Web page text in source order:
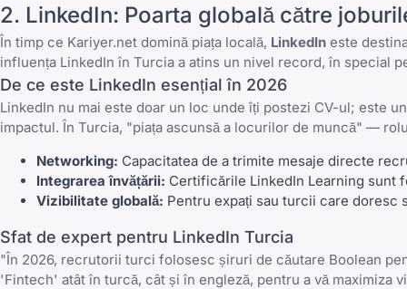
2. LinkedIn: Poarta globală către
În timp ce Kariyer.net domină piața locală, LinkedIn este
influența LinkedIn în Turcia a atins un nivel record, în special
De ce este LinkedIn esențial în 2026
LinkedIn nu mai este doar un loc unde îți postezi CV-ul; este
impactul. În Turcia, "piața ascunsă a locurilor de muncă" —
Networking: Capacitatea de a trimite mesaje directe
Integrarea învățării: Certificările LinkedIn Learning sunt
Vizibilitate globală: Pentru expați sau turcii care doresc
Sfat de expert pentru LinkedIn Turcia
"În 2026, recrutorii turci folosesc șiruri de căutare Boolean
'Fintech' atât în turcă, cât și în engleză, pentru a vă maximiza